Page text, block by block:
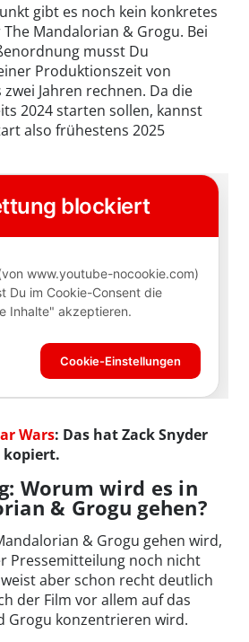
gibt es noch kein konkretes
Mandalorian & Grogu. Bei
musst Du
Produktionszeit von
Jahren rechnen. Da die
2024 starten sollen, kannst
also frühestens 2025
Wars: Das hat Zack Snyder
kopiert.
Worum wird es in
& Grogu gehen?
& Grogu gehen wird,
Pressemitteilung noch nicht
aber schon recht deutlich
der Film vor allem auf das
Grogu konzentrieren wird.